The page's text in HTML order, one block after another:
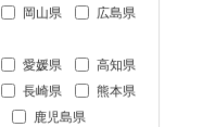
岡山県
広島県
愛媛県 高知県
長崎県
熊本県
鹿児島県